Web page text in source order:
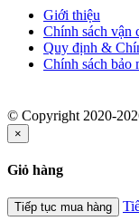
Giới thiệu
Chính sách vận
Quy định &
Chính sách bảo
© Copyright 2020-
×
Giỏ hàng
Tiếp tục mua hàng